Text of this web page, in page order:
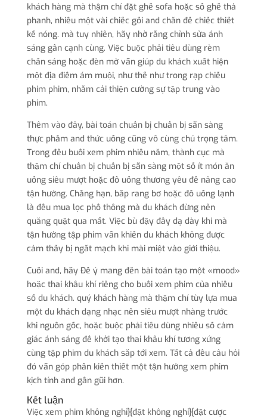
khách hàng mà thậm chí đặt ghế sofa hoặc số ghế thả
phanh, nhiều một vài chiếc gối and chăn để chiếc thiết
kế nóng. mà tuy nhiên, hãy nhờ rằng chỉnh sửa ánh
sáng gần cạnh cùng. Việc buộc phải tiêu dùng rèm
chắn sáng hoặc đèn mờ vẫn giúp du khách xuất hiện
một địa điểm ám muội, như thế như trong rạp chiếu
phim phim, nhằm cải thiện cường sự tập trung vào
phim.
Thêm vào đây, bài toán chuẩn bị chuẩn bị sẵn sàng
thực phẩm and thức uống cũng vô cùng chú trọng tâm.
Trong đều buổi xem phim nhiều năm, thành cục mà
thậm chí chuẩn bị chuẩn bị sẵn sàng một số ít món ăn
uống siêu mượt hoặc đồ uống thương yêu để nâng cao
tận hưởng. Chẳng hạn, bắp rang bơ hoặc đồ uống lạnh
là đều mua lọc phổ thông mà du khách đừng nên
quăng quật qua mất. Việc bù đậy đầy dạ dày khi mà
tận hưởng tập phim vẫn khiến du khách không được
cảm thấy bị ngắt mạch khi mài miệt vào giới thiệu.
Cuối and, hãy Để ý mang đến bài toán tạo một «mood»
hoặc thai khâu khí riêng cho buổi xem phim của nhiều
số du khách. quý khách hàng mà thậm chí tùy lựa mua
một du khách dạng nhạc nền siêu mượt nhàng trước
khi nguồn gốc, hoặc buộc phải tiêu dùng nhiều số cảm
giác ánh sáng để khởi tạo thai khâu khí tương xứng
cùng tập phim du khách sắp tới xem. Tất cả đều câu hỏi
đó vẫn góp phần kiến thiết một tận hưởng xem phim
kịch tính and gần gũi hơn.
Kết luận
Việc xem phim không nghỉ}{đặt không nghỉ}{đặt cược